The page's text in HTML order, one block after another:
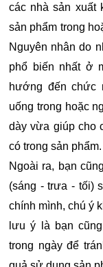
các nhà sản xuất
sản phẩm trong
Nguyên nhân do
phổ biến nhất ở
hướng đến chức
uống trong hoặc
dày vừa giúp cho
có trong sản phẩm.
Ngoài ra, bạn
(sáng - trưa - tối)
chính mình, chú ý
lưu ý là bạn
trong ngày để